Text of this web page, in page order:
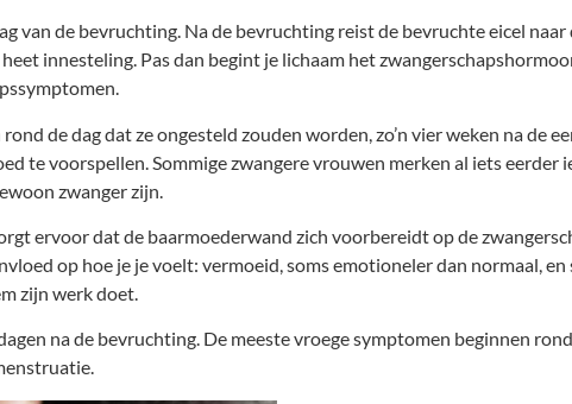
van de bevruchting. Na de bevruchting reist de bevruchte eicel naar
innesteling. Pas dan begint je lichaam het
de dag dat ze ongesteld zouden worden, zo’n vier weken na de
te voorspellen. Sommige zwangere vrouwen merken al iets eerder
zwanger zijn.
ervoor dat de baarmoederwand zich voorbereidt op de
op hoe je je voelt: vermoeid, soms emotioneler dan normaal, en
zijn werk doet.
na de bevruchting. De meeste vroege symptomen beginnen